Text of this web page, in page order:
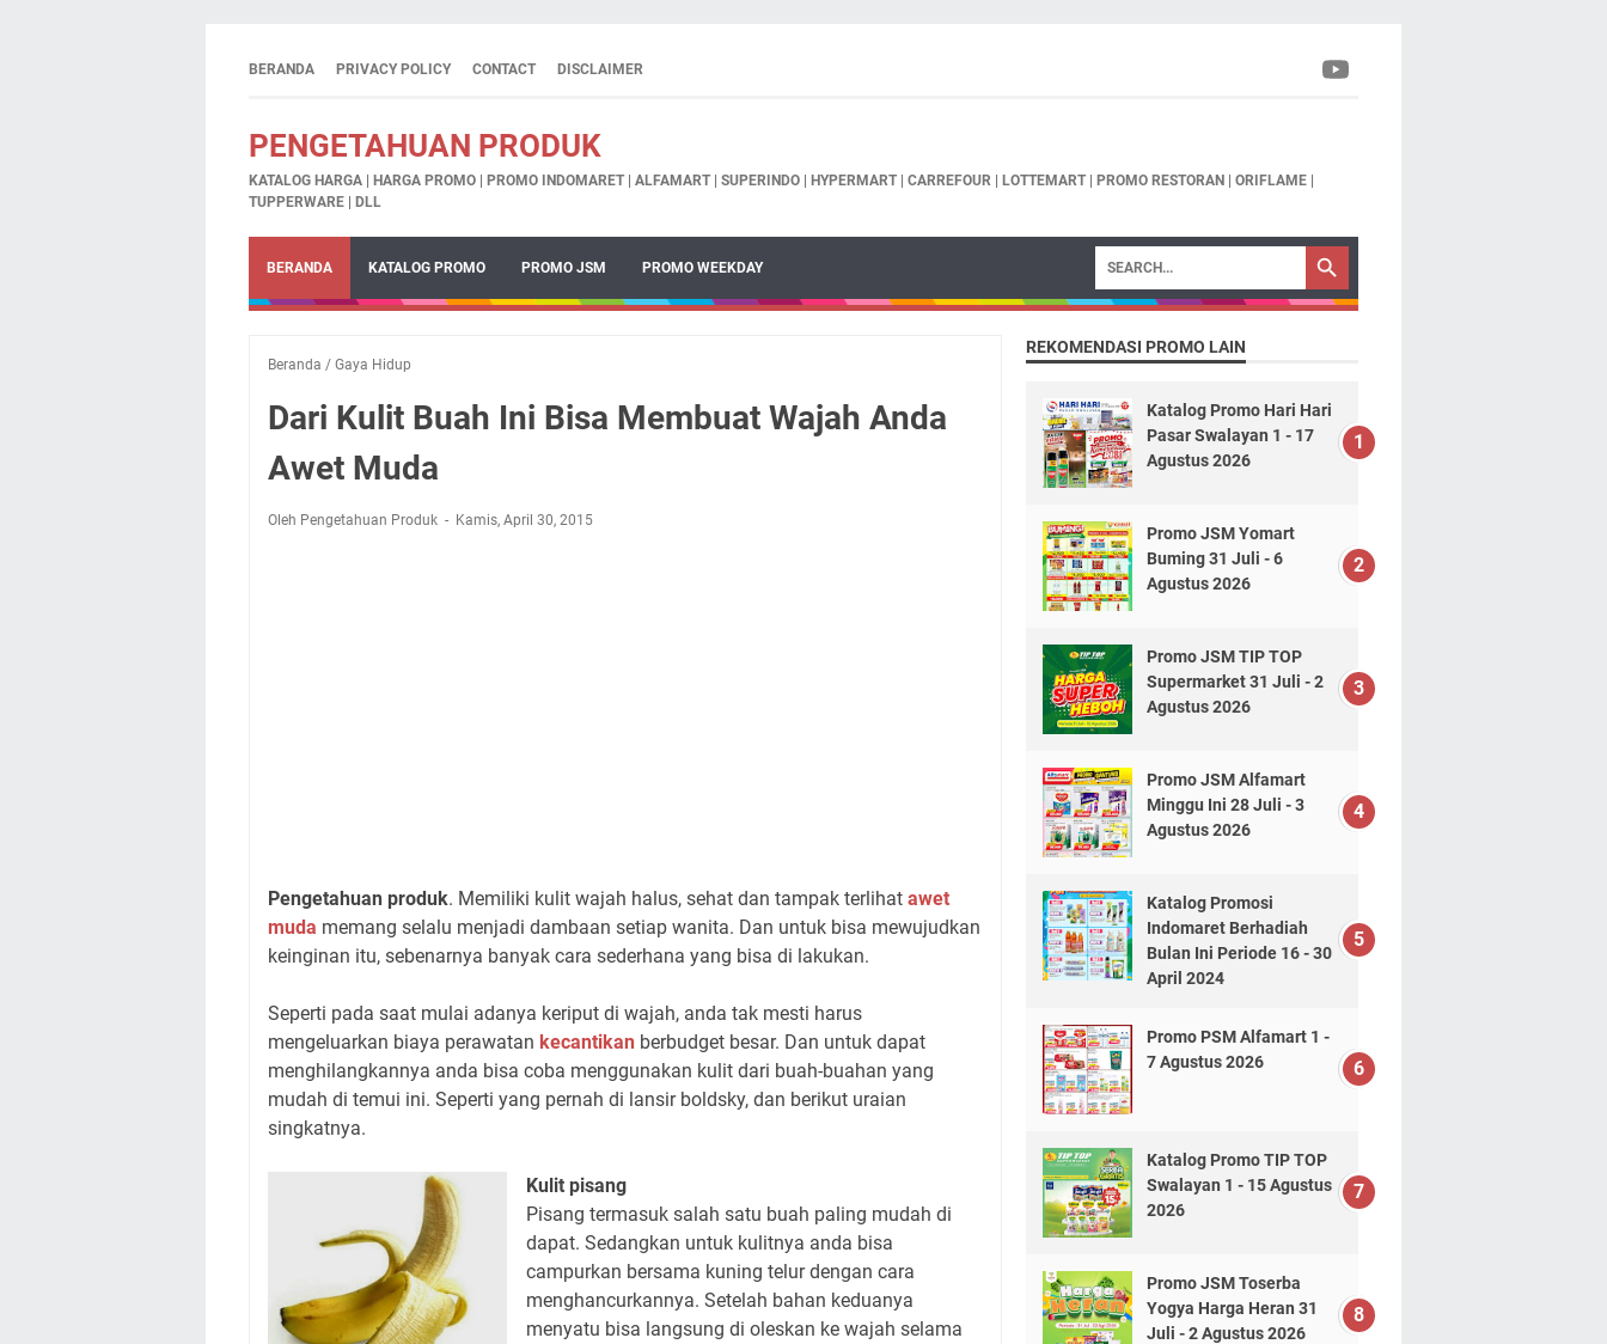
BERANDA PRIVACY POLICY CONTACT DISCLAIMER
PENGETAHUAN PRODUK
KATALOG HARGA | HARGA PROMO | PROMO INDOMARET | ALFAMART | SUPERINDO | HYPERMART | CARREFOUR | LOTTEMART | PROMO RESTORAN | ORIFLAME |
TUPPERWARE | DLL
BERANDA KATALOG PROMO PROMO JSM PROMO WEEKDAY
Beranda / Gaya Hidup
Dari Kulit Buah Ini Bisa Membuat Wajah Anda
Awet Muda
Oleh Pengetahuan Produk Kamis, April 30, 2015
Pengetahuan produk. Memiliki kulit wajah halus, sehat dan tampak terlihat awet
muda memang selalu menjadi dambaan setiap wanita. Dan untuk bisa mewujudkan
keinginan itu, sebenarnya banyak cara sederhana yang bisa di lakukan.
Seperti pada saat mulai adanya keriput di wajah, anda tak mesti harus
mengeluarkan biaya perawatan kecantikan berbudget besar. Dan untuk dapat
menghilangkannya anda bisa coba menggunakan kulit dari buah-buahan yang
mudah di temui ini. Seperti yang pernah di lansir boldsky, dan berikut uraian
singkatnya.
Kulit pisang
Pisang termasuk salah satu buah paling mudah di
dapat. Sedangkan untuk kulitnya anda bisa
campurkan bersama kuning telur dengan cara
menghancurkannya. Setelah bahan keduanya
menyatu bisa langsung di oleskan ke wajah selama
REKOMENDASI PROMO LAIN
Katalog Promo Hari Hari
Pasar Swalayan 1 - 17
Agustus 2026
Promo JSM Yomart
Buming 31 Juli - 6
Agustus 2026
Promo JSM TIP TOP
Supermarket 31 Juli - 2
Agustus 2026
Promo JSM Alfamart
Minggu Ini 28 Juli - 3
Agustus 2026
Katalog Promosi
Indomaret Berhadiah
Bulan Ini Periode 16 - 30
April 2024
Promo PSM Alfamart 1 -
7 Agustus 2026
Katalog Promo TIP TOP
Swalayan 1 - 15 Agustus
2026
Promo JSM Toserba
Yogya Harga Heran 31
Juli - 2 Agustus 2026